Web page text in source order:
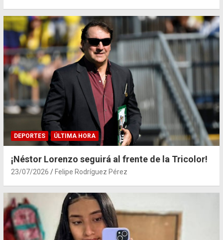
DEPORTES ÚLTIMA HORA
¡Néstor Lorenzo seguirá al frente de la Tricolor!
23/07/2026 Felipe Rodríguez Pérez